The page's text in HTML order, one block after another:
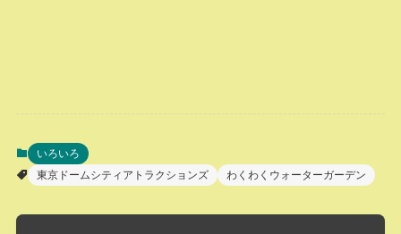
いろいろ
東京ドームシティアトラクションズ
わくわくウォーターガーデン